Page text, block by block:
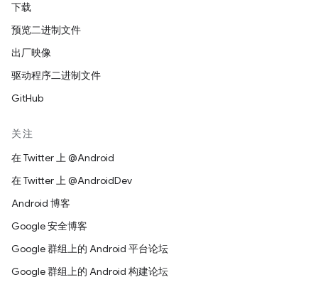
下载
预览二进制文件
出厂映像
驱动程序二进制文件
GitHub
关注
在 Twitter 上 @Android
在 Twitter 上 @AndroidDev
Android 博客
Google 安全博客
Google 群组上的 Android 平台论坛
Google 群组上的 Android 构建论坛